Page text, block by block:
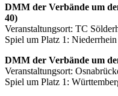
DMM der Verbände um
40)
Veranstaltungsort: TC
Spiel um Platz 1:
DMM der Verbände um
Veranstaltungsort:
Spiel um Platz 1: